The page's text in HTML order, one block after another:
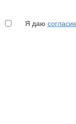
Я даю